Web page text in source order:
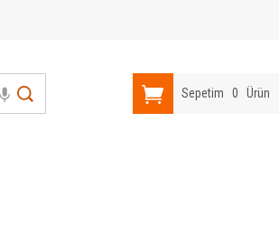
Sepetim 0 Ürün